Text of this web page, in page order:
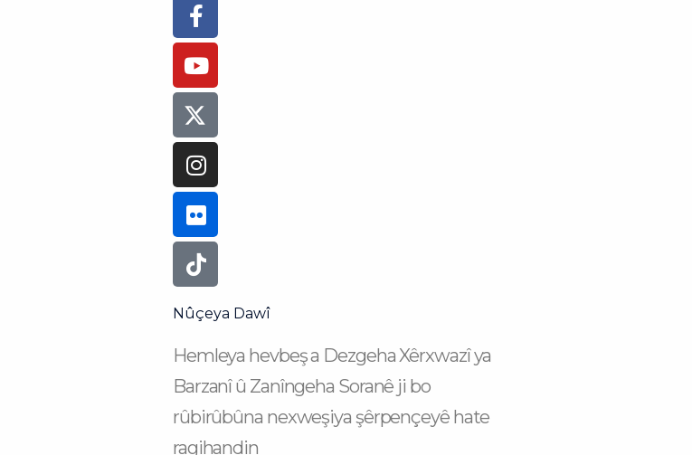
f
Nûçeya Dawî
Hemleya hevbeş a Dezgeha Xêrxwazî ya
Barzanî û Zanîngeha Soranê ji bo
rûbirûbûna nexweşiya şêrpençeyê hate
ragihandin